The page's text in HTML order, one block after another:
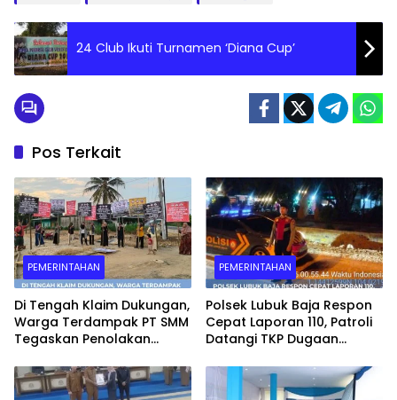
24 Club Ikuti Turnamen ‘Diana Cup’
Pos Terkait
PEMERINTAHAN
Di Tengah Klaim Dukungan,
Warga Terdampak PT SMM
Tegaskan Penolakan
Masih Merasakan
Dampaknya”
PEMERINTAHAN
Polsek Lubuk Baja Respon
Cepat Laporan 110, Patroli
Datangi TKP Dugaan
Pelita